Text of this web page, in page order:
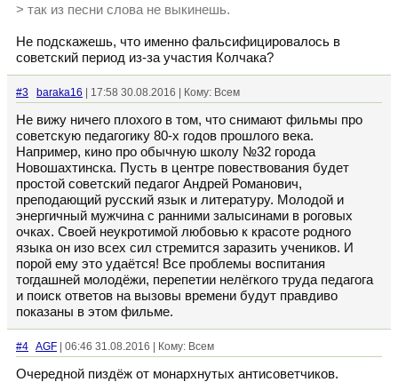
> так из песни слова не выкинешь.
Не подскажешь, что именно фальсифицировалось в
советский период из-за участия Колчака?
#3 baraka16 | 17:58 30.08.2016 | Кому: Всем
Не вижу ничего плохого в том, что снимают фильмы про
советскую педагогику 80-х годов прошлого века.
Например, кино про обычную школу №32 города
Новошахтинска. Пусть в центре повествования будет
простой советский педагог Андрей Романович,
преподающий русский язык и литературу. Молодой и
энергичный мужчина с ранними залысинами в роговых
очках. Своей неукротимой любовью к красоте родного
языка он изо всех сил стремится заразить учеников. И
порой ему это удаётся! Все проблемы воспитания
тогдашней молодёжи, перепетии нелёгкого труда педагога
и поиск ответов на вызовы времени будут правдиво
показаны в этом фильме.
#4 AGF | 06:46 31.08.2016 | Кому: Всем
Очередной пиздёж от монархнутых антисоветчиков.